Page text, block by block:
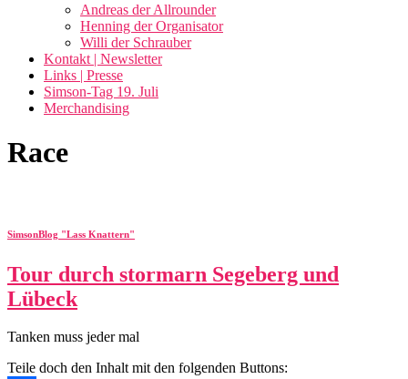
Andreas der Allrounder
Henning der Organisator
Willi der Schrauber
Kontakt | Newsletter
Links | Presse
Simson-Tag 19. Juli
Merchandising
Race
SimsonBlog "Lass Knattern"
Tour durch stormarn Segeberg und
Lübeck
Tanken muss jeder mal
Teile doch den Inhalt mit den folgenden Buttons: